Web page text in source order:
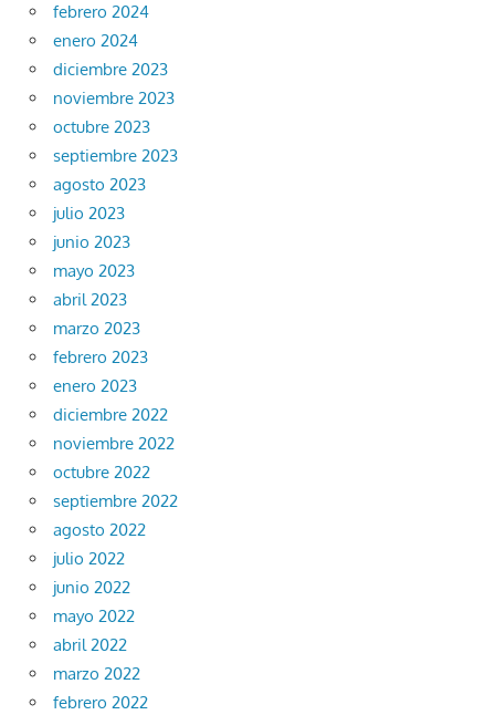
febrero 2024
enero 2024
diciembre 2023
noviembre 2023
octubre 2023
septiembre 2023
agosto 2023
julio 2023
junio 2023
mayo 2023
abril 2023
marzo 2023
febrero 2023
enero 2023
diciembre 2022
noviembre 2022
octubre 2022
septiembre 2022
agosto 2022
julio 2022
junio 2022
mayo 2022
abril 2022
marzo 2022
febrero 2022